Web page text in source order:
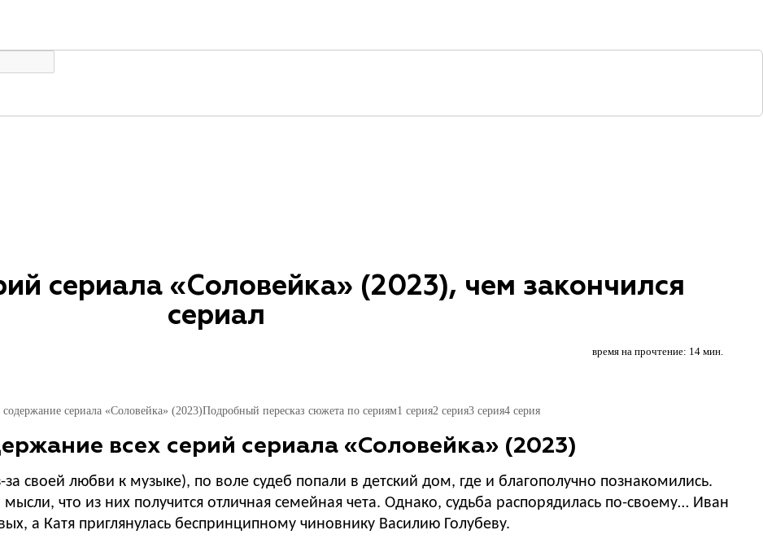
сериала «Соловейка» (2023), чем закончился
сериал
время на прочтение: 14 мин.
содержание сериала «Соловейка» (2023)Подробный пересказ сюжета по сериям1 серия2 серия3 серия4 серия
всех серий сериала «Соловейка» (2023)
своей любви к музыке), по воле судеб попали в детский дом, где и благополучно познакомились.
что из них получится отличная семейная чета. Однако, судьба распорядилась по-своему… Иван
а Катя приглянулась беспринципному чиновнику Василию Голубеву.